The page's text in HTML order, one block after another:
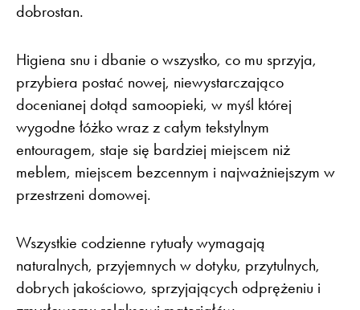
dobrostan.
Higiena snu i dbanie o wszystko, co mu sprzyja,
przybiera postać nowej, niewystarczająco
docenianej dotąd samoopieki, w myśl której
wygodne łóżko wraz z całym tekstylnym
entouragem, staje się bardziej miejscem niż
meblem, miejscem bezcennym i najważniejszym w
przestrzeni domowej.
Wszystkie codzienne rytuały wymagają
naturalnych, przyjemnych w dotyku, przytulnych,
dobrych jakościowo, sprzyjających odprężeniu i